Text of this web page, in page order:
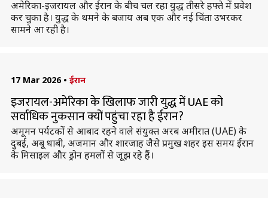
अमेरिका-इजरायल और ईरान के बीच चल रहा युद्ध तीसरे हफ्ते में प्रवेश
कर चुका है। युद्ध के थमने के बजाय अब एक और नई चिंता उभरकर
सामने आ रही है।
17 Mar 2026 • ईरान
इजरायल-अमेरिका के खिलाफ जारी युद्ध में UAE को
सर्वाधिक नुकसान क्यों पहुंचा रहा है ईरान?
अमूमन पर्यटकों से आबाद रहने वाले संयुक्त अरब अमीरात (UAE) के
दुबई, अबू धाबी, अजमान और शारजाह जैसे प्रमुख शहर इस समय ईरान
के मिसाइल और ड्रोन हमलों से जूझ रहे हैं।